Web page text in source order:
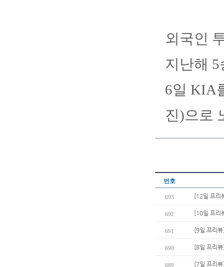
외국인
지난해
6일 KIA
진)으로
번호
693 [12일 프리
692 [10일 프리
691 [9일 프리
690 [8일 프리
689 [7일 프리